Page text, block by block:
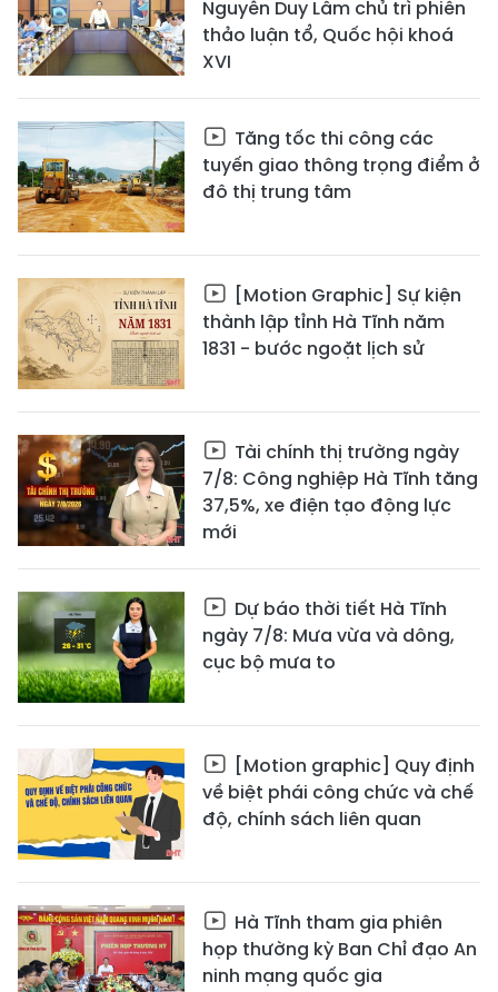
Nguyễn Duy Lâm chủ trì phiên
thảo luận tổ, Quốc hội khoá
XVI
Tăng tốc thi công các
tuyến giao thông trọng điểm ở
đô thị trung tâm
[Motion Graphic] Sự kiện
thành lập tỉnh Hà Tĩnh năm
1831 - bước ngoặt lịch sử
Tài chính thị trường ngày
7/8: Công nghiệp Hà Tĩnh tăng
37,5%, xe điện tạo động lực
mới
Dự báo thời tiết Hà Tĩnh
ngày 7/8: Mưa vừa và dông,
cục bộ mưa to
[Motion graphic] Quy định
về biệt phái công chức và chế
độ, chính sách liên quan
Hà Tĩnh tham gia phiên
họp thường kỳ Ban Chỉ đạo An
ninh mạng quốc gia